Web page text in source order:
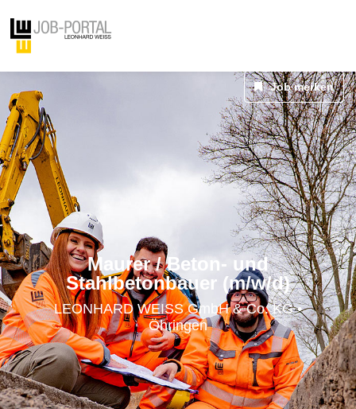
Maurer / Beton- und
Stahlbetonbauer (m/w/d)
LEONHARD WEISS GmbH & Co. KG •
Öhringen
Job merken